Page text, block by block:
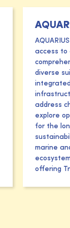
access to
diverse
address
explore
for the
marine
offering
We have
last 25
made
East
mostly in